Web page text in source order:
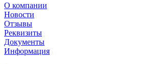
О компании
Новости
Отзывы
Реквизиты
Документы
Информация